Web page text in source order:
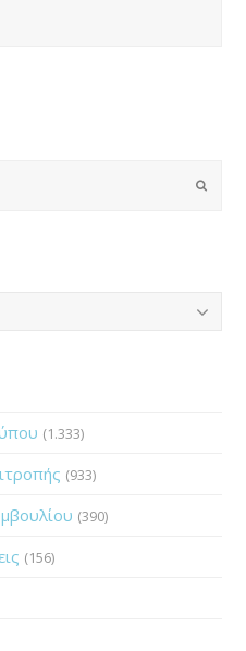
Submit
(1.333)
(933)
(390)
(156)